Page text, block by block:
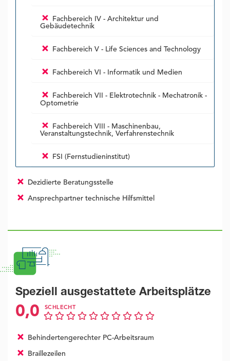
Fachbereich IV - Architektur und
Gebäudetechnik
Fachbereich V - Life Sciences and Technology
Fachbereich VI - Informatik und Medien
Fachbereich VII - Elektrotechnik - Mechatronik -
Optometrie
Fachbereich VIII - Maschinenbau,
Veranstaltungstechnik, Verfahrenstechnik
FSI (Fernstudieninstitut)
Dezidierte Beratungsstelle
Ansprechpartner technische Hilfsmittel
Speziell ausgestattete Arbeitsplätze
0,0 SCHLECHT
Behindertengerechter PC-Arbeitsraum
Braillezeilen